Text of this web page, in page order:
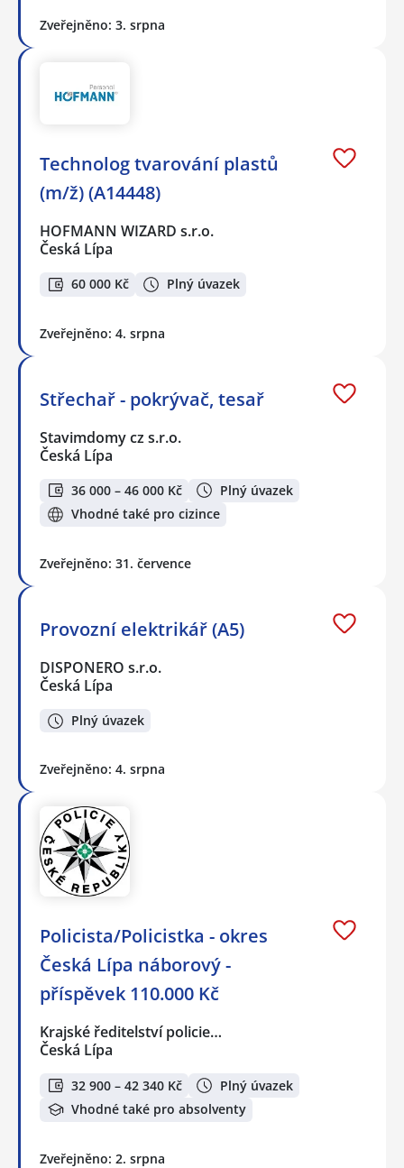
Zveřejněno: 3. srpna
Technolog tvarování plastů
(m/ž) (A14448)
HOFMANN WIZARD s.r.o.
Česká Lípa
60 000 Kč Plný úvazek
Zveřejněno: 4. srpna
Střechař - pokrývač, tesař
Stavimdomy cz s.r.o.
Česká Lípa
36 000 – 46 000 Kč
Plný úvazek
Vhodné také pro cizince
Zveřejněno: 31. července
Provozní elektrikář (A5)
DISPONERO s.r.o.
Česká Lípa
Plný úvazek
Zveřejněno: 4. srpna
Policista/Policistka - okres
Česká Lípa náborový -
příspěvek 110.000 Kč
Krajské ředitelství policie…
Česká Lípa
32 900 – 42 340 Kč
Plný úvazek
Vhodné také pro absolventy
Zveřejněno: 2. srpna